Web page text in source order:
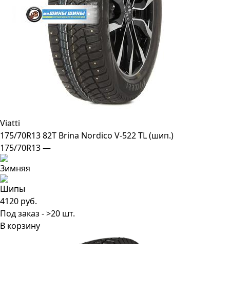
Viatti
175/70R13 82T Brina Nordico V-522 TL (шип.)
175/70R13 —
4120 руб.
Под заказ - >20 шт.
В корзину